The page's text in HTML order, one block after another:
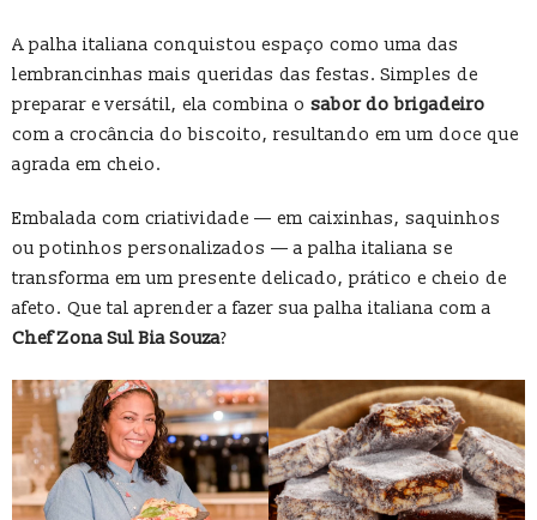
A palha italiana conquistou espaço como uma das
lembrancinhas mais queridas das festas. Simples de
preparar e versátil, ela combina o sabor do brigadeiro
com a crocância do biscoito, resultando em um doce que
agrada em cheio.
Embalada com criatividade — em caixinhas, saquinhos
ou potinhos personalizados — a palha italiana se
transforma em um presente delicado, prático e cheio de
afeto. Que tal aprender a fazer sua palha italiana com a
Chef Zona Sul Bia Souza?